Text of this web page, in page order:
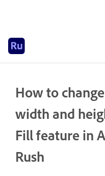
How to
width and
Fill feature in
Rush